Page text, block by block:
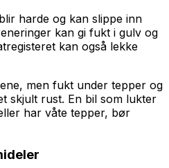
harde og kan slippe inn
kan gi fukt i gulv og
kan også lekke
men fukt under tepper og
skjult rust. En bil som lukter
har våte tepper, bør